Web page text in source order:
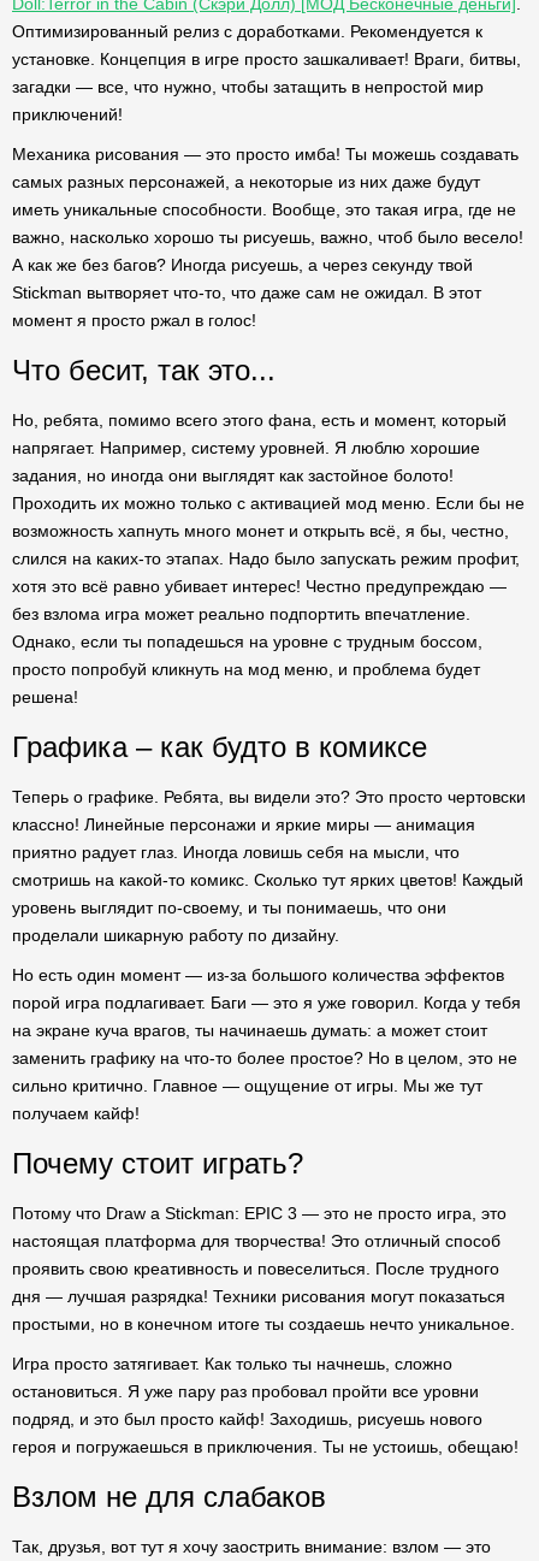
Оптимизированный релиз с доработками. Рекомендуется к
установке. Концепция в игре просто зашкаливает! Враги, битвы,
загадки — все, что нужно, чтобы затащить в непростой мир
приключений!
Механика рисования — это просто имба! Ты можешь создавать
самых разных персонажей, а некоторые из них даже будут
иметь уникальные способности. Вообще, это такая игра, где не
важно, насколько хорошо ты рисуешь, важно, чтоб было весело!
А как же без багов? Иногда рисуешь, а через секунду твой
Stickman вытворяет что-то, что даже сам не ожидал. В этот
момент я просто ржал в голос!
Что бесит, так это...
Но, ребята, помимо всего этого фана, есть и момент, который
напрягает. Например, систему уровней. Я люблю хорошие
задания, но иногда они выглядят как застойное болото!
Проходить их можно только с активацией мод меню. Если бы не
возможность хапнуть много монет и открыть всё, я бы, честно,
слился на каких-то этапах. Надо было запускать режим профит,
хотя это всё равно убивает интерес! Честно предупреждаю —
без взлома игра может реально подпортить впечатление.
Однако, если ты попадешься на уровне с трудным боссом,
просто попробуй кликнуть на мод меню, и проблема будет
решена!
Графика – как будто в комиксе
Теперь о графике. Ребята, вы видели это? Это просто чертовски
классно! Линейные персонажи и яркие миры — анимация
приятно радует глаз. Иногда ловишь себя на мысли, что
смотришь на какой-то комикс. Сколько тут ярких цветов! Каждый
уровень выглядит по-своему, и ты понимаешь, что они
проделали шикарную работу по дизайну.
Но есть один момент — из-за большого количества эффектов
порой игра подлагивает. Баги — это я уже говорил. Когда у тебя
на экране куча врагов, ты начинаешь думать: а может стоит
заменить графику на что-то более простое? Но в целом, это не
сильно критично. Главное — ощущение от игры. Мы же тут
получаем кайф!
Почему стоит играть?
Потому что Draw a Stickman: EPIC 3 — это не просто игра, это
настоящая платформа для творчества! Это отличный способ
проявить свою креативность и повеселиться. После трудного
дня — лучшая разрядка! Техники рисования могут показаться
простыми, но в конечном итоге ты создаешь нечто уникальное.
Игра просто затягивает. Как только ты начнешь, сложно
остановиться. Я уже пару раз пробовал пройти все уровни
подряд, и это был просто кайф! Заходишь, рисуешь нового
героя и погружаешься в приключения. Ты не устоишь, обещаю!
Взлом не для слабаков
Так, друзья, вот тут я хочу заострить внимание: взлом — это